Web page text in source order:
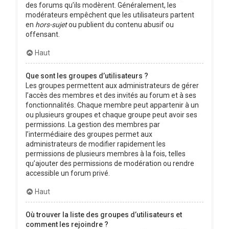
des forums qu’ils modèrent. Généralement, les
modérateurs empêchent que les utilisateurs partent
en hors-sujetou publient du contenu abusif ou
offensant.
Haut
Que sont les groupes d’utilisateurs ?
Les groupes permettent aux administrateurs de gérer
l’accès des membres et des invités au forum et à ses
fonctionnalités. Chaque membre peut appartenir à un
ou plusieurs groupes et chaque groupe peut avoir ses
permissions. La gestion des membres par
l’intermédiaire des groupes permet aux
administrateurs de modifier rapidement les
permissions de plusieurs membres à la fois, telles
qu’ajouter des permissions de modération ou rendre
accessible un forum privé.
Haut
Où trouver la liste des groupes d’utilisateurs et
comment les rejoindre ?